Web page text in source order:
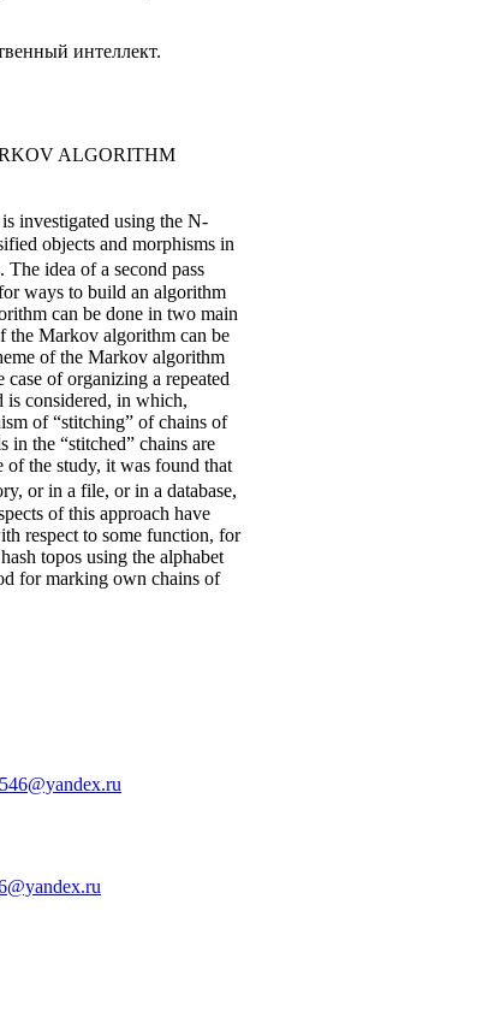
интеллект.
ALGORITHM
investigated using the N-
objects and morphisms in
idea of a second pass
ways to build an algorithm
can be done in two main
the Markov algorithm can be
of the Markov algorithm
of organizing a repeated
is considered, in which,
of “stitching” of chains of
the “stitched” chains are
of the study, it was found that
or in a file, or in a database,
of this approach have
respect to some function, for
topos using the alphabet
for marking own chains of